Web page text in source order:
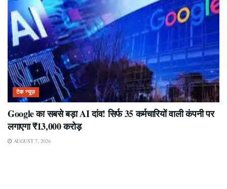
टेक न्यूज़
Google का सबसे बड़ा AI दांव! सिर्फ 35 कर्मचारियों वाली कंपनी पर
लगाएगा ₹13,000 करोड़
AUGUST 7, 2026